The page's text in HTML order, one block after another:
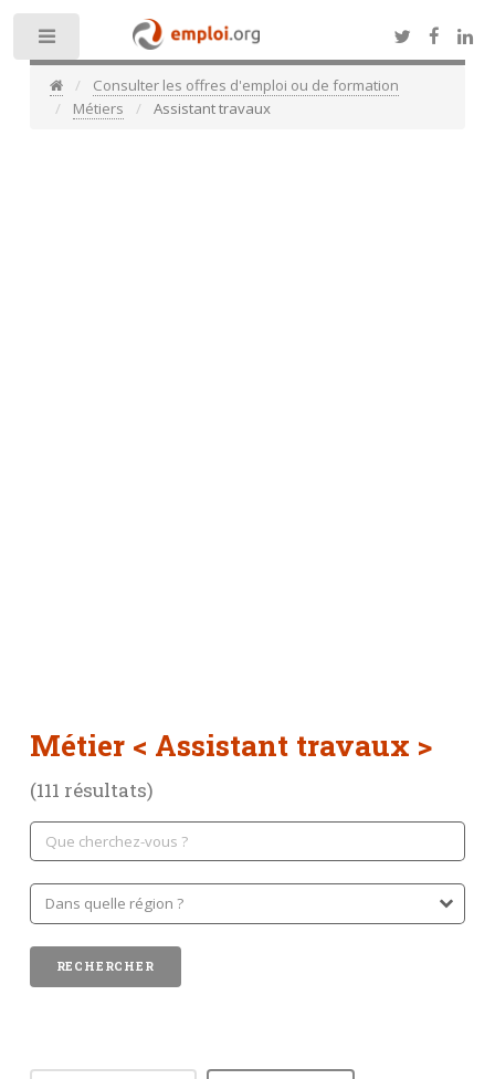
Consulter les offres d'emploi ou de formation
Métiers
Assistant travaux
Métier < Assistant travaux >
(111 résultats)
Toggle